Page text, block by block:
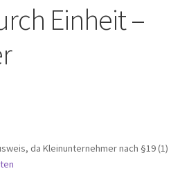
Einheit –
da Kleinunternehmer nach §19 (1)